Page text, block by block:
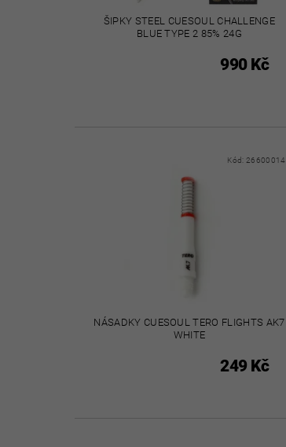
ŠIPKY STEEL CUESOUL CHALLENGE
BLUE TYPE 2 85% 24G
990 Kč
Kód: 26600014
NÁSADKY CUESOUL TERO FLIGHTS AK7
WHITE
249 Kč